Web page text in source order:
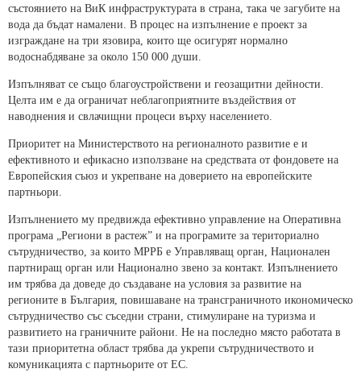
състоянието на ВиК инфраструктурата в страна, така че загубите на
вода да бъдат намалени. В процес на изпълнение е проект за
изграждане на три язовира, които ще осигурят нормално
водоснабдяване за около 150 000 души.
Изпълняват се също благоустройствени и геозащитни дейности.
Целта им е да ограничат неблагоприятните въздействия от
наводнения и свлачищни процеси върху населението.
Приоритет на Министерството на регионалното развитие е и
ефективното и ефикасно използване на средствата от фондовете на
Европейския съюз и укрепване на доверието на европейските
партньори.
Изпълнението му предвижда ефективно управление на Оперативна
програма „Региони в растеж” и на програмите за териториално
сътрудничество, за които МРРБ е Управляващ орган, Национален
партниращ орган или Национално звено за контакт. Изпълнението
им трябва да доведе до създаване на условия за развитие на
регионите в България, повишаване на трансграничното икономическо
сътрудничество със съседни страни, стимулиране на туризма и
развитието на граничните райони. Не на последно място работата в
тази приоритетна област трябва да укрепи сътрудничеството и
комуникацията с партньорите от ЕС.